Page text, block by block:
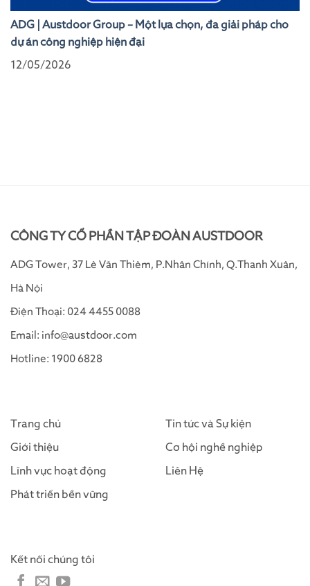
ADG | Austdoor Group – Một lựa chọn, đa giải pháp cho
dự án công nghiệp hiện đại
12/05/2026
CÔNG TY CỔ PHẦN TẬP ĐOÀN AUSTDOOR
ADG Tower, 37 Lê Văn Thiêm, P.Nhân Chính, Q.Thanh Xuân,
Hà Nội
Điện Thoại: 024 4455 0088
Email: info@austdoor.com
Hotline: 1900 6828
Trang chủ
Giới thiệu
Lĩnh vực hoạt động
Phát triển bền vững
Tin tức và Sự kiện
Cơ hội nghề nghiệp
Liên Hệ
Kết nối chúng tôi